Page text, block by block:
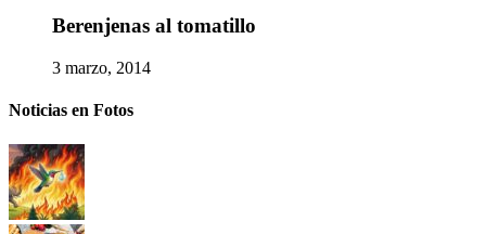
Berenjenas al tomatillo
3 marzo, 2014
Noticias en Fotos